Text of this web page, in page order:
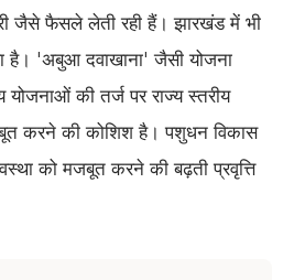
जैसे फैसले लेती रही हैं। झारखंड में भी
है। 'अबुआ दवाखाना' जैसी योजना
की तर्ज पर राज्य स्तरीय
करने की कोशिश है। पशुधन विकास
को मजबूत करने की बढ़ती प्रवृत्ति